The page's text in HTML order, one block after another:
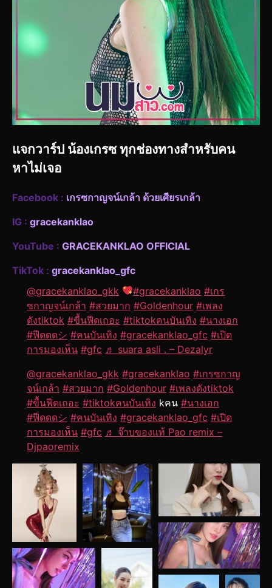
แจกวาร์ป น้องเกรซ ทุกช่องทางสำหรับคน
หาไม่เจอ
Facebook : เกรซกาญจน์เกล้า ด้วยเศียรเกล้า
IG : gracekanklao
YouTube : GRACEKANKLAO OFFICIAL
TikTok : gracekanklao_gfc
@gracekanklao_gkk
#gracekanklao #เกร
ซกาญจน์เกล้า #สวยมาก #Goldenhour #เพลง
ดังtiktok #ขื้นฟีดเถอะ #tiktokคนบันเทิง #นางเอก
#ฟีดดดシ #คนบันเทิง #gracekanklao_gfc #เปิด
การมองเห็น #gfc ♬ suara asli . – Dezalyr
@gracekanklao_gkk #gracekanklao #เกรซกาญ
จน์เกล้า #สวยมาก #Goldenhour #เพลงดังtiktok
#ขื้นฟีดเถอะ #tiktokคนบันเทิง kคน #นางเอก
#ฟีดดดシ #คนบันเทิง #gracekanklao_gfc #เปิด
การมองเห็น #gfc ♬ จ๊าบของแท้ Pao remix –
Djpaoremix